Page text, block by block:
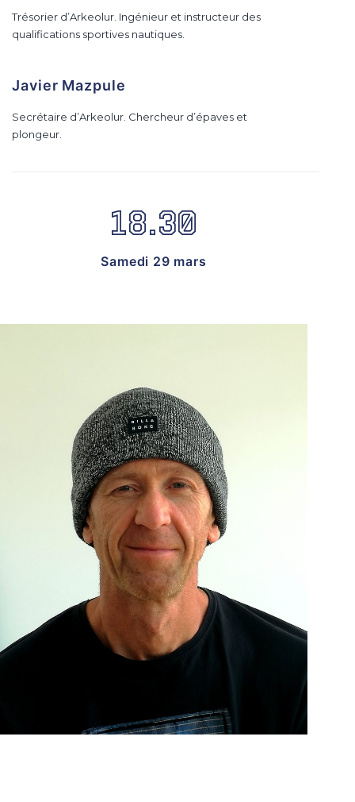
Trésorier d’Arkeolur. Ingénieur et instructeur des
qualifications sportives nautiques.
Javier Mazpule
Secrétaire d’Arkeolur. Chercheur d’épaves et
plongeur.
18.30
Samedi 29 mars